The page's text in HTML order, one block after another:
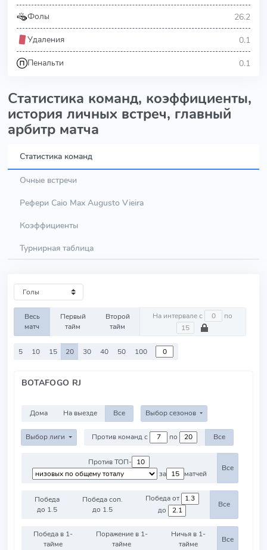
Фолы 26.2
Удаления 0.1
Пенальти 0.1
Статистика команд, коэффициенты,
история личных встреч, главный
арбитр матча
Статистика команд
Очные встречи
Рефери Caio Max Augusto Vieira
Коэффициенты
Турнирная таблица
Весь
матч
Первый
тайм
Второй
тайм
На интервале с по
5 10 15 20 30 40 50 100
BOTAFOGO RJ
Дома На выезде Все Выбор сезонов
Выбор лиги Против команд с по Все
Против ТОП-
за
матчей
Все
Победа
до 1.5
Победа соп.
до 1.5
Победа от
до
Все
Победа в 1-
тайме
Поражение в 1-
тайме
Ничья в 1-
тайме
Все